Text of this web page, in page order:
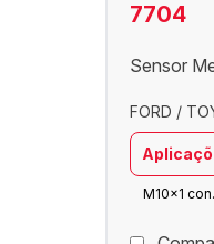
7704
Sensor
FORD /
M10x1 con.